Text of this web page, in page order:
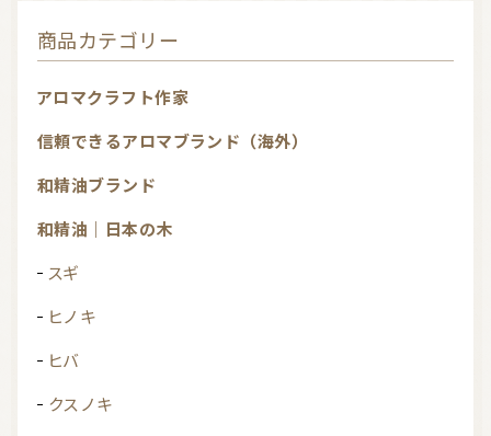
商品カテゴリー
アロマクラフト作家
信頼できるアロマブランド（海外）
和精油ブランド
和精油｜日本の木
スギ
ヒノキ
ヒバ
クスノキ